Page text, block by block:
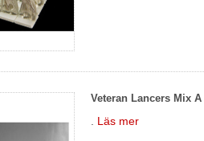
Veteran Lancers Mix
Läs mer